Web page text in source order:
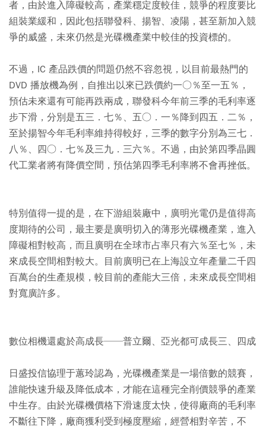
者，由於進入障礙較高，產業穩定度較佳，競爭的程度要比
組裝業緩和，因此包括聯發科、揚智、凌陽，甚至新加入競
爭的威盛，未來仍然是光碟機產業中較佳的投資標的。
不過，IC 產品跌價的問題仍然不容忽視，以目前最熱門的
DVD 播放機為例，自推出以來已跌價約一○％至一五％，
預估未來還有可能再跌兩成，聯發科今年前三季的毛利率逐
步下滑，分別是五三．七％、五○．一％降到四五．二％，
至於揚智今年毛利率維持得較好，三季的數字分別為三七．
八％、四○．七％及三九．三六％。不過，由於第四季晶圓
代工業者將有降價空間，預估第四季毛利率將不會再挫低。
特別值得一提的是，在下游組裝廠中，廣明光電仍是值得高
度期待的公司，最主要是廣明切入的薄形光碟機產業，進入
障礙相對較高，而且廣明在全球市占率只有六％至七％，未
來成長空間相對較大。目前廣明已在上海設立年產量二千四
百萬台的生產規模，較目前的產能大三倍，未來成長空間相
對寬廣許多。
數位相機還處於高成長──普立爾、亞光都可成長三、四成
日盛投信協理于蕙玲認為，光碟機產業是一場倍數的競賽，
誰能快速升級及降低成本，才能在這種完全削價競爭的產業
中生存。由於光碟機價格下滑速度太快，使得廠商的毛利率
不斷往下降，廠商獲利受到極度壓縮，經營相對辛苦，不